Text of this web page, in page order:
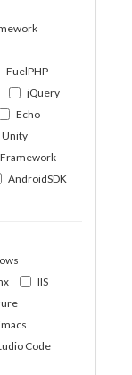
FuelPHP
jQuery
Echo
Unity
Framework
AndroidSDK
IIS
Code